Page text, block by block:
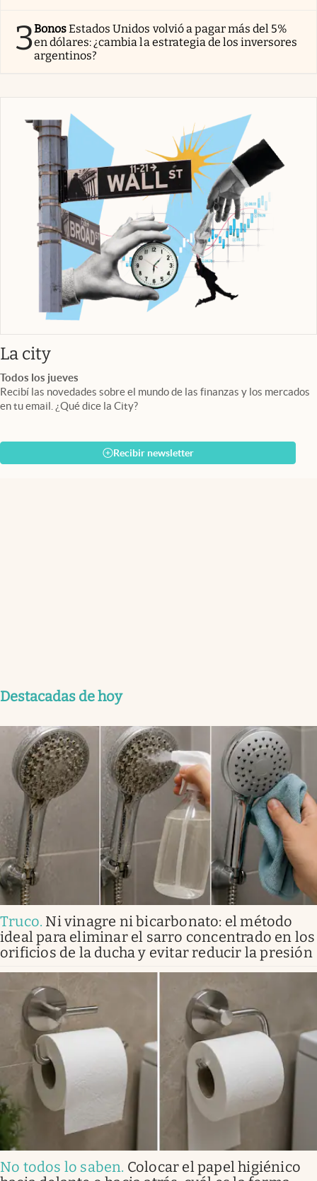
3BonosEstados Unidos volvió a pagar más del 5%
en dólares: ¿cambia la estrategia de los inversores
argentinos?
La cityabre en nueva pestaña
Todos los jueves
Recibí las novedades sobre el mundo de las finanzas y los mercados
en tu email. ¿Qué dice la City?
Recibir newsletter
Destacadas de hoy
Truco. Ni vinagre ni bicarbonato: el método
ideal para eliminar el sarro concentrado en los
orificios de la ducha y evitar reducir la presión
No todos lo saben. Colocar el papel higiénico